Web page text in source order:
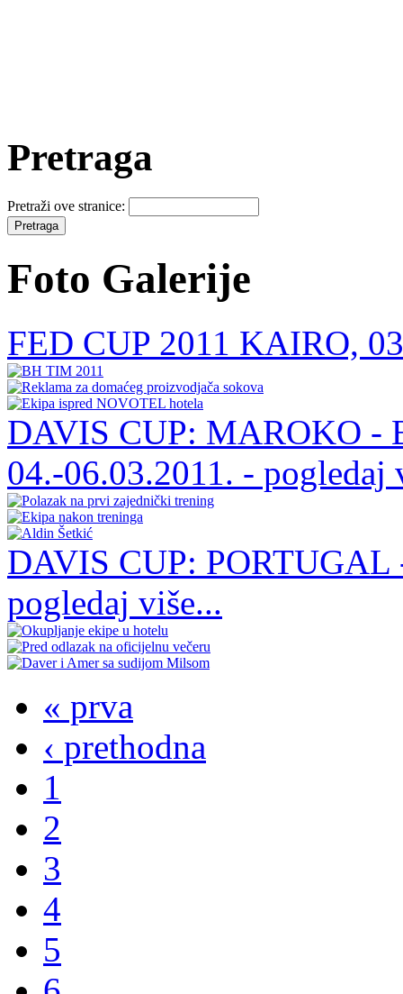
Pretraga
Pretraži ove stranice:
Foto Galerije
FED CUP 2011 KAIRO,
DAVIS CUP: MAROKO -
04.-06.03.2011. - pogledaj
DAVIS CUP:
pogledaj više...
« prva
‹ prethodna
1
2
3
4
5